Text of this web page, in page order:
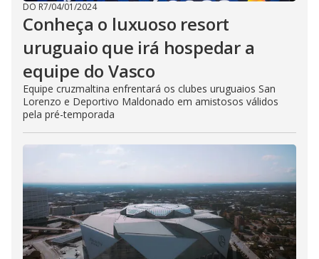
DO R7/04/01/2024
Conheça o luxuoso resort
uruguaio que irá hospedar a
equipe do Vasco
Equipe cruzmaltina enfrentará os clubes uruguaios San
Lorenzo e Deportivo Maldonado em amistosos válidos
pela pré-temporada